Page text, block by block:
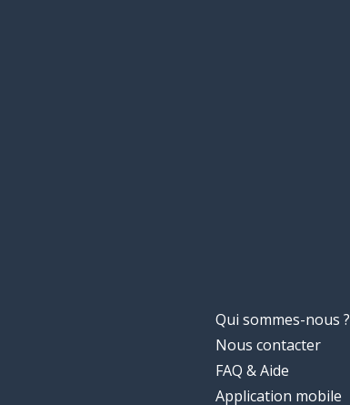
Qui sommes-nous ?
Nous contacter
FAQ & Aide
Application mobile